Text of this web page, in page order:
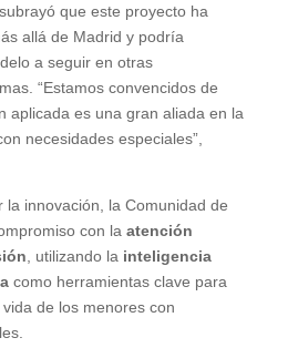
que este proyecto ha
allá de Madrid y podría
a seguir en otras
“Estamos convencidos de
aplicada es una gran aliada en la
necesidades especiales”,
la innovación, la Comunidad de
con la atención
, utilizando la inteligencia
como herramientas clave para
de los menores con